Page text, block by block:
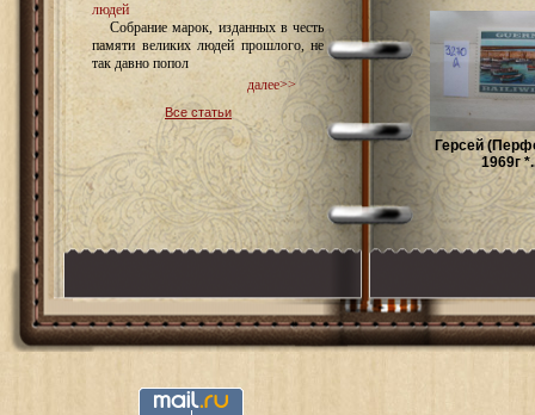
людей
Собрание марок, изданных в честь
памяти великих людей прошлого, не
так давно попол
далее>>
Все статьи
Герсей
1969г